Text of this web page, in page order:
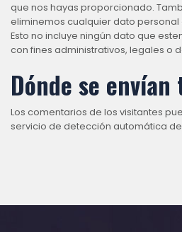
que nos hayas proporcionado.
eliminemos cualquier dato personal
Esto no incluye ningún dato que
con fines administrativos, legales o
Dónde se
Los comentarios de los visitantes
servicio de detección automática